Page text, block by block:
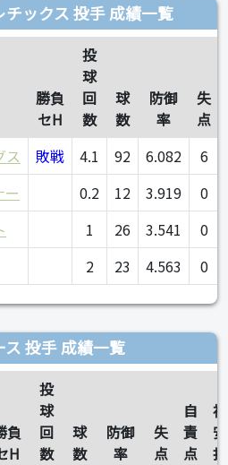
ックス 投手 成績一覧
勝負
セH
投
球
回
数
球
数
防御
率
失
点
ス
敗戦 4.1 92 6.082
6
ー
0.2 12 3.919
0
1 26 3.541
0
2 23 4.563 0
投手 成績一覧
負
H
投
球
回
数
球
数
防御
率
失
点
自
責
点
被
安
打